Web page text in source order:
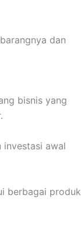
dan
bisnis yang
investasi awal
berbagai produk